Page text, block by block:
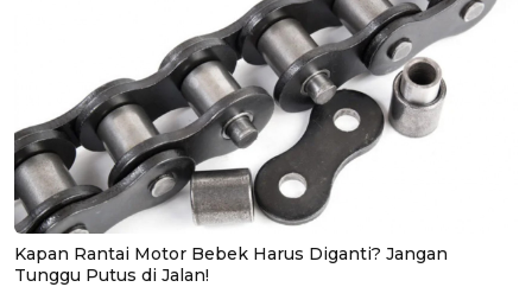
Kapan Rantai Motor Bebek Harus Diganti? Jangan
Tunggu Putus di Jalan!